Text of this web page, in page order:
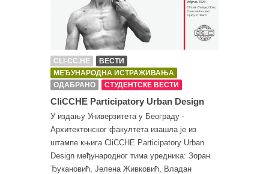
CLI-CC.HE
ВЕСТИ
МЕЂУНАРОДНА ИСТРАЖИВАЊА
ОДАБРАНО
СТУДЕНТСКЕ ВЕСТИ
CliCCHE Participatory Urban Design
У издању Универзитета у Београду -
Архитектонског факултета изашла је из
штампе књига CliCCHE Participatory Urban
Design међународног тима уредника: Зоран
Ђукановић, Јелена Живковић, Владан